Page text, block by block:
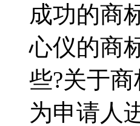
成功的商
心仪的商
些?关于
为申请人